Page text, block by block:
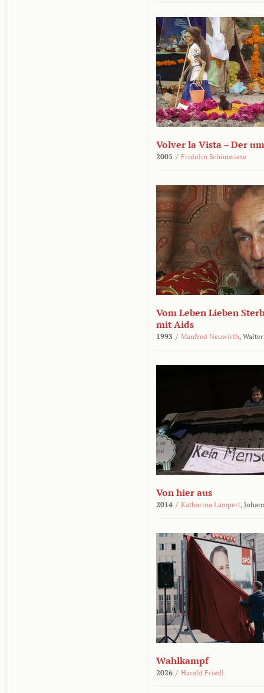
Volver la Vista – Der
2005 / Fridolin Schönwiese
Vom Leben Lieben
mit Aids
1993 / Manfred Neuwirth,
Von hier aus
2014 / Katharina Lampert,
Wahlkampf
2026 / Harald Friedl